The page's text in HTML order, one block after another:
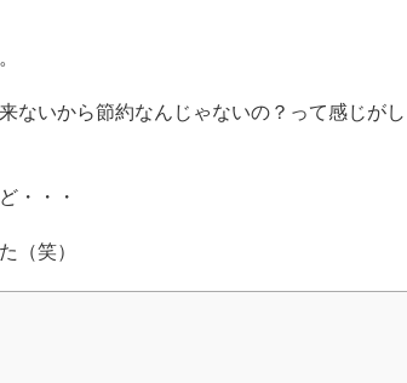
ないから節約なんじゃないの？って感じがし
・・・
（笑）